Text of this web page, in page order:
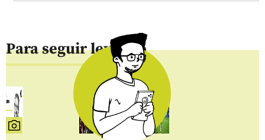
Para seguir leyendo